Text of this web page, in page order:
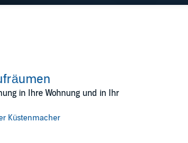
in Ihre Wohnung und in Ihr
Küstenmacher